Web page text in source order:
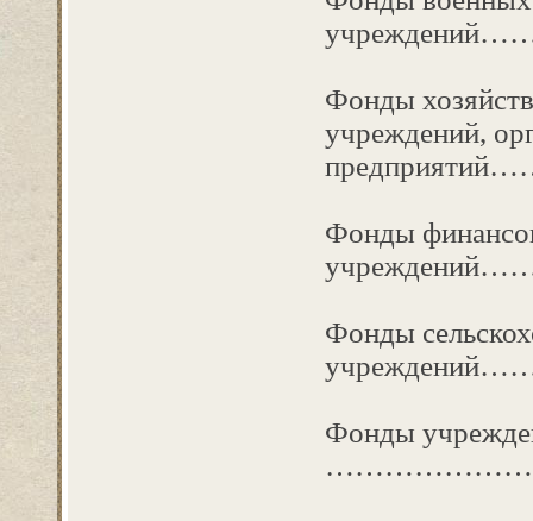
Фонды
учреждений,
Фонды
Фонды
Фонды